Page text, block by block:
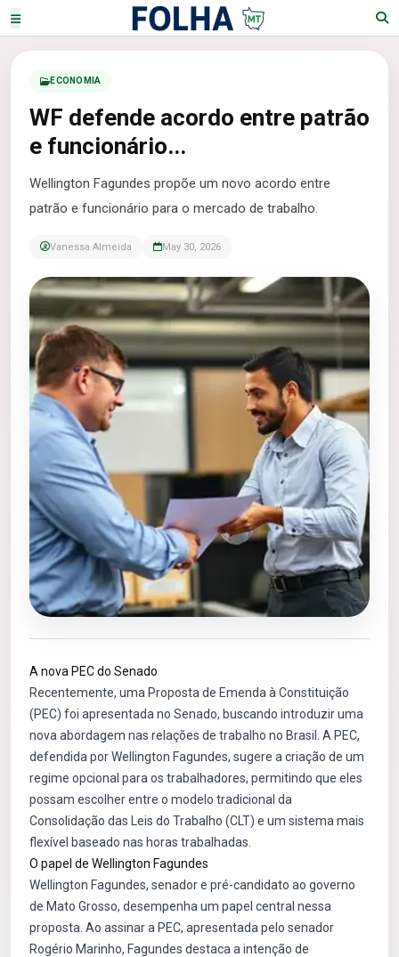
ECONOMIA
WF defende acordo entre patrão
e funcionário...
Wellington Fagundes propõe um novo acordo entre
patrão e funcionário para o mercado de trabalho.
Vanessa Almeida May 30, 2026
A nova PEC do Senado
Recentemente, uma Proposta de Emenda à Constituição
(PEC) foi apresentada no Senado, buscando introduzir uma
nova abordagem nas relações de trabalho no Brasil. A PEC,
defendida por Wellington Fagundes, sugere a criação de um
regime opcional para os trabalhadores, permitindo que eles
possam escolher entre o modelo tradicional da
Consolidação das Leis do Trabalho (CLT) e um sistema mais
flexível baseado nas horas trabalhadas.
O papel de Wellington Fagundes
Wellington Fagundes, senador e pré-candidato ao governo
de Mato Grosso, desempenha um papel central nessa
proposta. Ao assinar a PEC, apresentada pelo senador
Rogério Marinho, Fagundes destaca a intenção de